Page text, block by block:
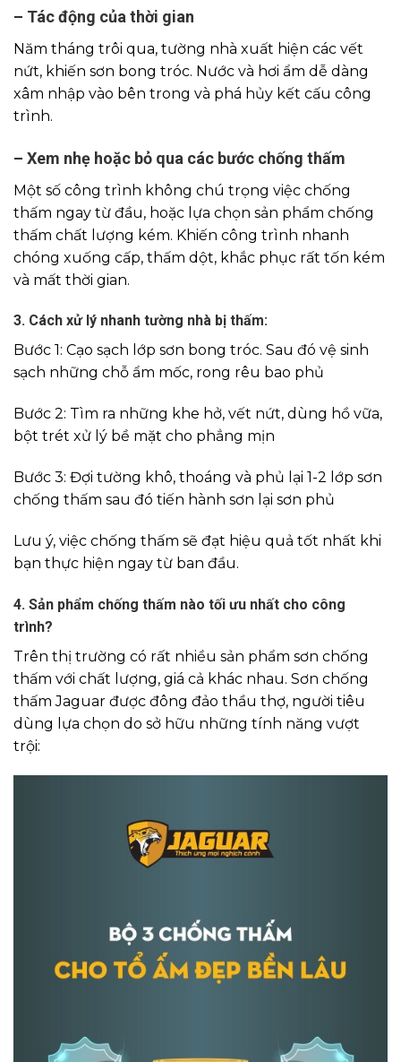
– Tác động của thời gian
Năm tháng trôi qua, tường nhà xuất hiện các vết
nứt, khiến sơn bong tróc. Nước và hơi ẩm dễ dàng
xâm nhập vào bên trong và phá hủy kết cấu công
trình.
– Xem nhẹ hoặc bỏ qua các bước chống thấm
Một số công trình không chú trọng việc chống
thấm ngay từ đầu, hoặc lựa chọn sản phẩm chống
thấm chất lượng kém. Khiến công trình nhanh
chóng xuống cấp, thấm dột, khắc phục rất tốn kém
và mất thời gian.
3. Cách xử lý nhanh tường nhà bị thấm:
Bước 1: Cạo sạch lớp sơn bong tróc. Sau đó vệ sinh
sạch những chỗ ẩm mốc, rong rêu bao phủ
Bước 2: Tìm ra những khe hở, vết nứt, dùng hồ vữa,
bột trét xử lý bề mặt cho phẳng mịn
Bước 3: Đợi tường khô, thoáng và phủ lại 1-2 lớp sơn
chống thấm sau đó tiến hành sơn lại sơn phủ
Lưu ý, việc chống thấm sẽ đạt hiệu quả tốt nhất khi
bạn thực hiện ngay từ ban đầu.
4. Sản phẩm chống thấm nào tối ưu nhất cho công
trình?
Trên thị trường có rất nhiều sản phẩm sơn chống
thấm với chất lượng, giá cả khác nhau. Sơn chống
thấm Jaguar được đông đảo thầu thợ, người tiêu
dùng lựa chọn do sở hữu những tính năng vượt
trội: